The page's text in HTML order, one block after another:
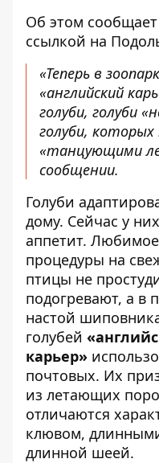
Об этом сообщает
ссылкой на
«Теперь в
«английский
голуби, голуби
голуби,
«танцующими
сообщении.
Голуби
дому. Сейчас у
аппетит.
процедуры на
птицы не
подогревают, а в
настой
голубей
карьер»
почтовых. Их
из летающих
отличаются
клювом,
длинной шеей.